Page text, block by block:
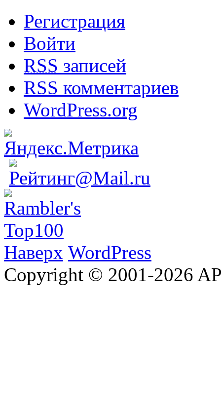
Регистрация
Войти
RSS записей
RSS комментариев
WordPress.org
Наверх WordPress
Copyright © 2001-2026